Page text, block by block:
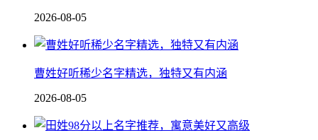
2026-08-05
曹姓好听稀少名字精选，独特又有内涵
2026-08-05